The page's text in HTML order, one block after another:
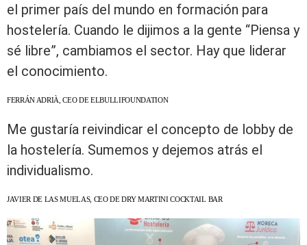
el primer país del mundo en formación para
hostelería. Cuando le dijimos a la gente “Piensa y
sé libre”, cambiamos el sector. Hay que liderar
el conocimiento.
FERRÁN ADRIÀ, CEO DE ELBULLIFOUNDATION
Me gustaría reivindicar el concepto de lobby de
la hostelería. Sumemos y dejemos atrás el
individualismo.
JAVIER DE LAS MUELAS, CEO DE DRY MARTINI COCKTAIL BAR